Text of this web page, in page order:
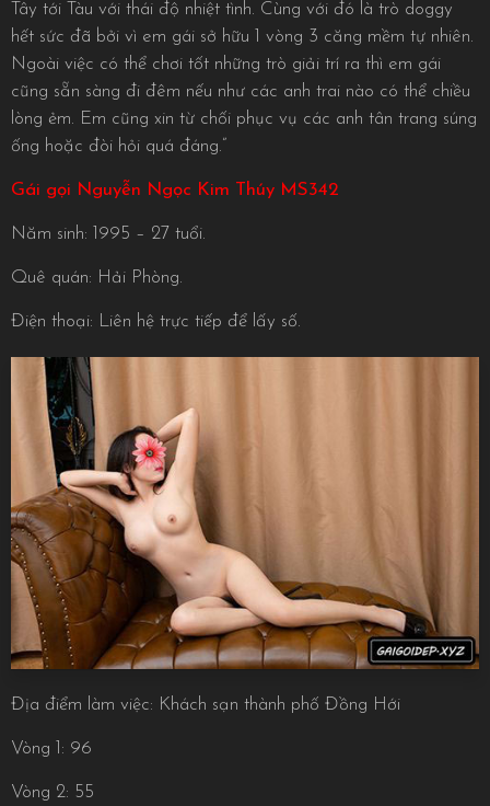
Tây tới Tàu với thái độ nhiệt tình. Cùng với đó là trò doggy
hết sức đã bởi vì em gái sở hữu 1 vòng 3 căng mềm tự nhiên.
Ngoài việc có thể chơi tốt những trò giải trí ra thì em gái
cũng sẵn sàng đi đêm nếu như các anh trai nào có thể chiều
lòng ẻm. Em cũng xin từ chối phục vụ các anh tân trang súng
ống hoặc đòi hỏi quá đáng.”
Gái gọi Nguyễn Ngọc Kim Thúy MS342
Năm sinh: 1995 – 27 tuổi.
Quê quán: Hải Phòng.
Điện thoại: Liên hệ trực tiếp để lấy số.
Địa điểm làm việc: Khách sạn thành phố Đồng Hới
Vòng 1: 96
Vòng 2: 55